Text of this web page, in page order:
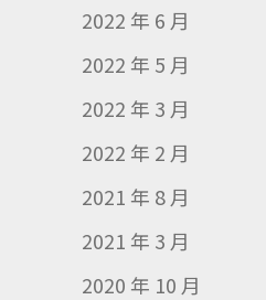
2022 年 6 月
2022 年 5 月
2022 年 3 月
2022 年 2 月
2021 年 8 月
2021 年 3 月
2020 年 10 月